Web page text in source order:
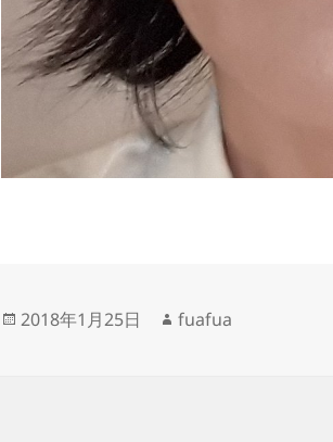
投
2018年1月25日
作
fuafua